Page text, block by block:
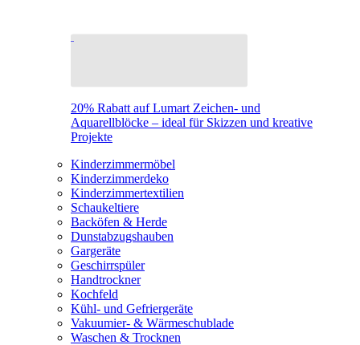
20% Rabatt auf Lumart Zeichen- und
Aquarellblöcke – ideal für Skizzen und kreative
Projekte
Kinderzimmermöbel
Kinderzimmerdeko
Kinderzimmertextilien
Schaukeltiere
Backöfen & Herde
Dunstabzugshauben
Gargeräte
Geschirrspüler
Handtrockner
Kochfeld
Kühl- und Gefriergeräte
Vakuumier- & Wärmeschublade
Waschen & Trocknen